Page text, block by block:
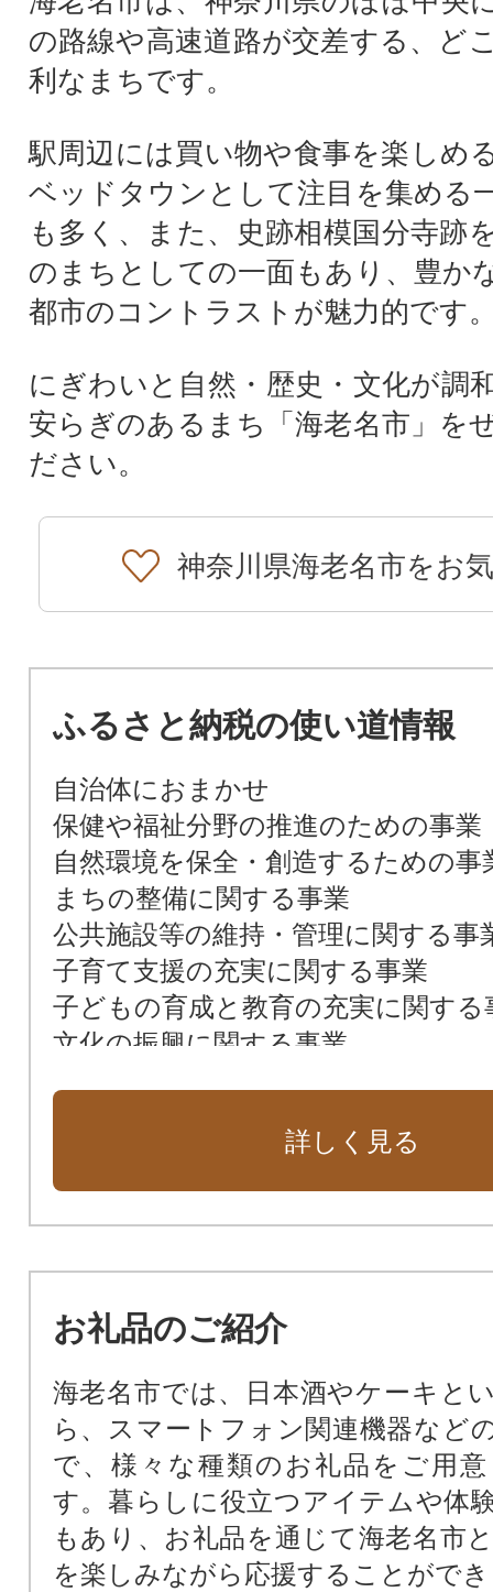
の路線や高速道路が交差する、ど
利なまちです。
駅周辺には買い物や食事を楽しめ
ベッドタウンとして注目を集める
も多く、また、史跡相模国分寺跡
のまちとしての一面もあり、豊か
都市のコントラストが魅力的です
にぎわいと自然・歴史・文化が調
安らぎのあるまち「海老名市」を
ださい。
神奈川県海老名市をお
ふるさと納税の使い道情報
自治体におまかせ
保健や福祉分野の推進のための事業
自然環境を保全・創造するための事
まちの整備に関する事業
公共施設等の維持・管理に関する事
子育て支援の充実に関する事業
子どもの育成と教育の充実に関する
文化の振興に関する事業
商業と農業の振興に関する事業
にぎわい振興に関する事業
詳しく見る
お礼品のご紹介
海老名市では、日本酒やケーキと
ら、スマートフォン関連機器など
で、様々な種類のお礼品をご用
す。暮らしに役立つアイテムや体
もあり、お礼品を通じて海老名市
を楽しみながら応援することがで